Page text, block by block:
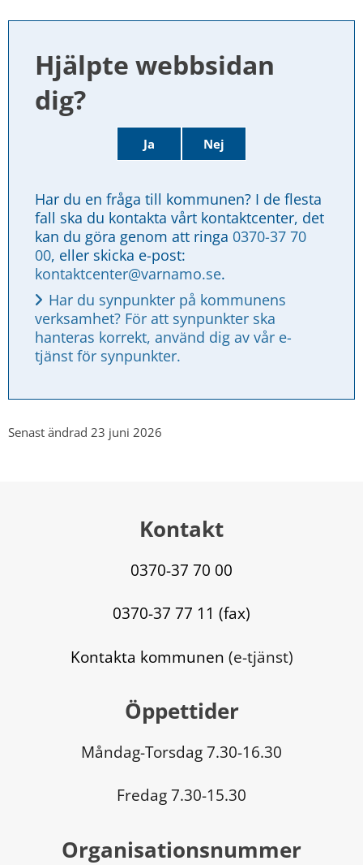
Hjälpte webbsidan
dig?
Ja Nej
Har du en fråga till kommunen? I de flesta
fall ska du kontakta vårt kontaktcenter, det
kan du göra genom att ringa 0370-37 70
00
kontaktcenter@varnamo.se.
Har du synpunkter på kommunens
verksamhet? För att synpunkter ska
hanteras korrekt, använd dig av vår e-
tjänst för synpunkter.
Senast ändrad 23 juni 2026
Kontakt
0370-37 70 00
0370-37 77 11 (fax)
Kontakta kommunen (e-tjänst)
Öppettider
Måndag-Torsdag 7.30-16.30
Fredag 7.30-15.30
Organisationsnummer